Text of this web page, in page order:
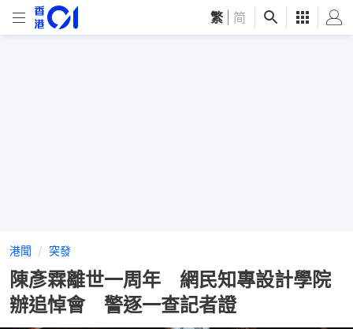
繁 简
港聞 突發
陳彥霖離世一周年 網民知專設計學院
辦追悼會 警逐一查記者證